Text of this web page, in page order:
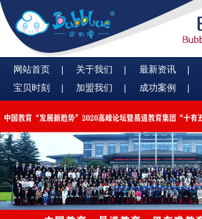
网站首页 关于我们 最新资讯
宝贝时刻
加盟我们 成功案例